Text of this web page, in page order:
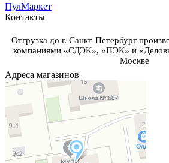
ПулМаркет
Контакты
Отгрузка до г. Санкт-Петербург
компаниями «СДЭК», «ПЭК» и
Москве
Адреса магазинов